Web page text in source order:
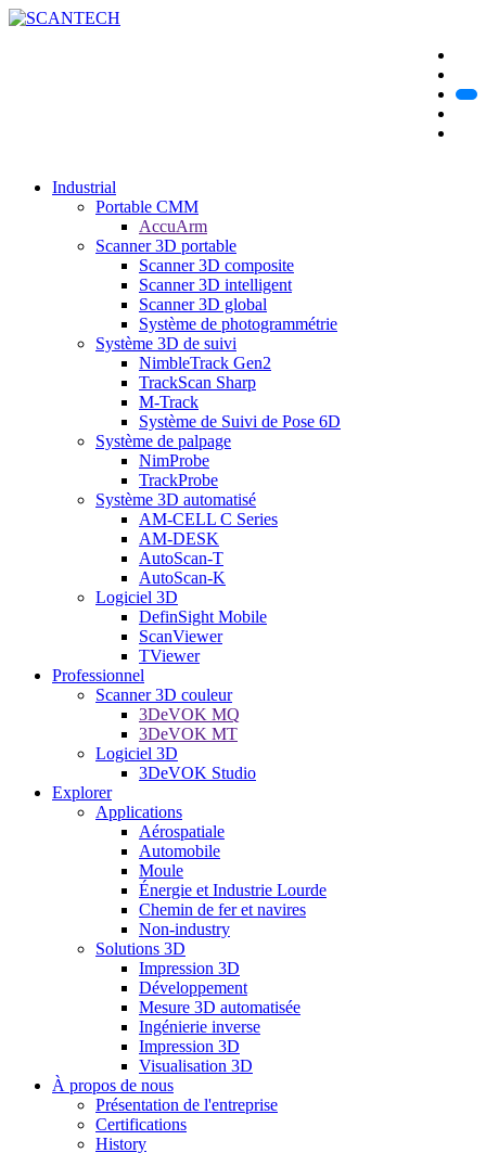
Industrial
Portable CMM
AccuArm
Scanner 3D portable
Scanner 3D composite
Scanner 3D intelligent
Scanner 3D global
Système de photogrammétrie
Système 3D de suivi
NimbleTrack Gen2
TrackScan Sharp
M-Track
Système de Suivi de Pose 6D
Système de palpage
NimProbe
TrackProbe
Système 3D automatisé
AM-CELL C Series
AM-DESK
AutoScan-T
AutoScan-K
Logiciel 3D
DefinSight Mobile
ScanViewer
TViewer
Professionnel
Scanner 3D couleur
3DeVOK MQ
3DeVOK MT
Logiciel 3D
3DeVOK Studio
Explorer
Applications
Aérospatiale
Automobile
Moule
Énergie et Industrie Lourde
Chemin de fer et navires
Non-industry
Solutions 3D
Impression 3D
Développement
Mesure 3D automatisée
Ingénierie inverse
Impression 3D
Visualisation 3D
À propos de nous
Présentation de l'entreprise
Certifications
History